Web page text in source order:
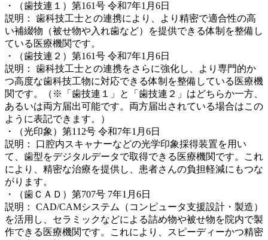
・（歯技連１）第161号 令和7年1月6日
説明： 歯科技工士との連携により、より精密で適合性の高
い補綴物（被せ物や入れ歯など）を提供できる体制を整備し
ている医療機関です。
・（歯技連２）第161号 令和7年1月6日
説明： 歯科技工士との連携をさらに強化し、より専門的か
つ高度な歯科技工物に対応できる体制を整備している医療機
関です。（※「歯技連１」と「歯技連２」はどちらか一方、
あるいは両方届出可能です。両方届出されている場合はこの
ように表記できます。）
・（光印象）第112号 令和7年1月6日
説明： 口腔内スキャナーなどの光学印象採得装置を用い
て、歯型をデジタルデータで取得できる医療機関です。これ
により、精密な治療を提供し、患者さんの負担軽減にもつな
がります。
・（歯ＣＡＤ）第707号 7年1月6日
説明： CAD/CAMシステム（コンピュータ支援設計・製造）
を活用し、セラミックなどによる詰め物や被せ物を院内で製
作できる医療機関です。これにより、スピーディーかつ精密